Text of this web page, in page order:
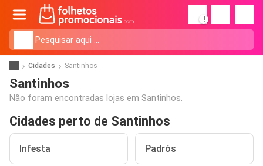
!
Cidades Santinhos
Santinhos
Não foram encontradas lojas em Santinhos.
Cidades perto de Santinhos
Infesta Padrós